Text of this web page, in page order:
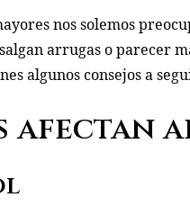
nos solemos
arrugas o parecer
algunos consejos a
afectan